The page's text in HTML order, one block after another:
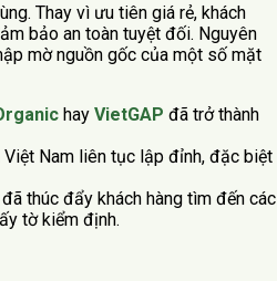
Thay vì ưu tiên giá rẻ, khách
bảo an toàn tuyệt đối. Nguyên
mờ nguồn gốc của một số mặt
hay VietGAP đã trở thành
Nam liên tục lập đỉnh, đặc biệt
thúc đẩy khách hàng tìm đến các
tờ kiểm định.